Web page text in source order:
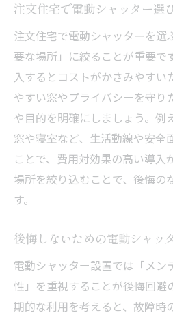
注文住宅の電動シャ
か解説
電動シャッターの耐
方法
注文住宅での電動シ
の基本
トラブルを防ぐ電動
ント
注文住宅で後悔しな
ツ
快適な暮らしへ導く注文
法
注文住宅で電動シャッター選
注文住宅で電動シャッターを選
要な場所」に絞ることが重要で
入するとコストがかさみやすい
やすい窓やプライバシーを守り
や目的を明確にしましょう。例
窓や寝室など、生活動線や安全
ことで、費用対効果の高い導入
場所を絞り込むことで、後悔の
す。
後悔しないための電動シャッ
電動シャッター設置では「メン
性」を重視することが後悔回避
期的な利用を考えると、故障時